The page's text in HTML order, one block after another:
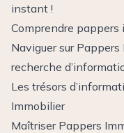
instant !
Comprendre
Naviguer sur
recherche
Les trésors
Immobilier
Maîtriser Pappers